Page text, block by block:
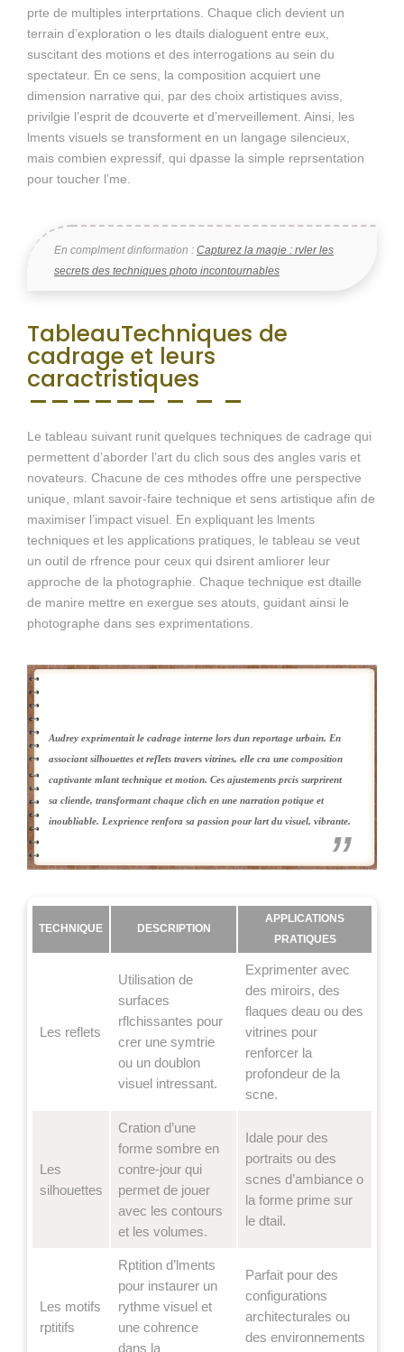
prte de multiples interprtations. Chaque clich devient un
terrain d’exploration o les dtails dialoguent entre eux,
suscitant des motions et des interrogations au sein du
spectateur. En ce sens, la composition acquiert une
dimension narrative qui, par des choix artistiques aviss,
privilgie l’esprit de dcouverte et d’merveillement. Ainsi, les
lments visuels se transforment en un langage silencieux,
mais combien expressif, qui dpasse la simple reprsentation
pour toucher l’me.
En complment dinformation : Capturez la magie : rvler les
secrets des techniques photo incontournables
TableauTechniques de
cadrage et leurs
caractristiques
Le tableau suivant runit quelques techniques de cadrage qui
permettent d’aborder l’art du clich sous des angles varis et
novateurs. Chacune de ces mthodes offre une perspective
unique, mlant savoir-faire technique et sens artistique afin de
maximiser l’impact visuel. En expliquant les lments
techniques et les applications pratiques, le tableau se veut
un outil de rfrence pour ceux qui dsirent amliorer leur
approche de la photographie. Chaque technique est dtaille
de manire mettre en exergue ses atouts, guidant ainsi le
photographe dans ses exprimentations.
Audrey exprimentait le cadrage interne lors dun reportage urbain. En
associant silhouettes et reflets travers vitrines, elle cra une composition
captivante mlant technique et motion. Ces ajustements prcis surprirent
sa clientle, transformant chaque clich en une narration potique et
inoubliable. Lexprience renfora sa passion pour lart du visuel, vibrante.
TECHNIQUE DESCRIPTION
APPLICATIONS
PRATIQUES
Les reflets
Utilisation de
surfaces
rflchissantes pour
crer une symtrie
ou un doublon
visuel intressant.
Exprimenter avec
des miroirs, des
flaques deau ou des
vitrines pour
renforcer la
profondeur de la
scne.
Les
silhouettes
Cration d’une
forme sombre en
contre-jour qui
permet de jouer
avec les contours
et les volumes.
Idale pour des
portraits ou des
scnes d’ambiance o
la forme prime sur
le dtail.
Les motifs
rptitifs
Rptition d’lments
pour instaurer un
rythme visuel et
une cohrence
dans la
Parfait pour des
configurations
architecturales ou
des environnements